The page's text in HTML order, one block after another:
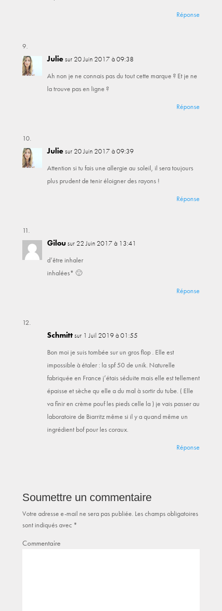
Réponse
Juliesur 20 Juin 2017 à 09:38
Ah non je ne connais pas du tout cette marque ? Et je ne
la trouve pas en ligne ?
Réponse
Juliesur 20 Juin 2017 à 09:39
Attention si tu fais une allergie au soleil, il sera toujours
plus prudent de tenir éloigner des rayons !
Réponse
Gilousur 22 Juin 2017 à 13:41
d’être inhaler
inhalées* 🙂
Réponse
Schmittsur 1 Juil 2019 à 01:55
Bon moi je suis tombée sur un gros flop . Elle est
impossible à étaler : la spf 50 de unik. Naturelle
fabriquée en France j’étais séduite mais elle est tellement
épaisse et sèche qu elle a du mal à sortir du tube. ( Elle
va finir en crème pouf les pieds celle la ) je vais passer au
laboratoire de Biarritz même si il y a quand même un
ingrédient bof pour les coraux.
Réponse
Soumettre un commentaire
Votre adresse e-mail ne sera pas publiée. Les champs obligatoires
sont indiqués avec *
Commentaire